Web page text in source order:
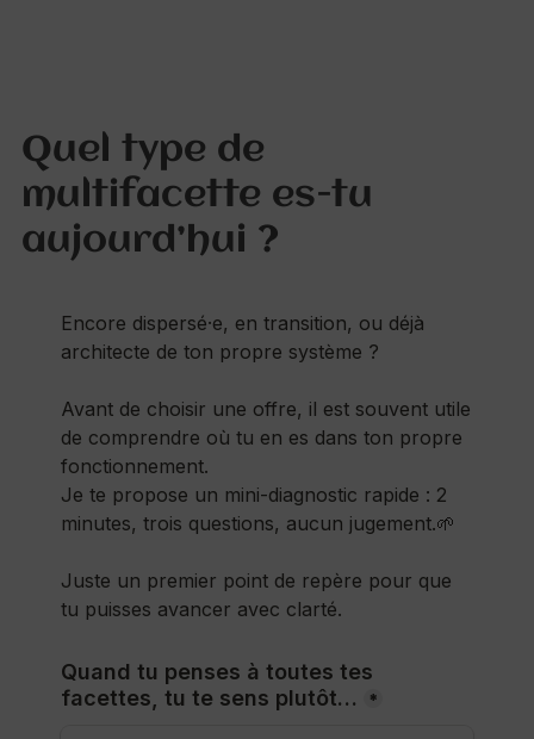
Quel type de
multifacette es-tu
aujourd’hui ?